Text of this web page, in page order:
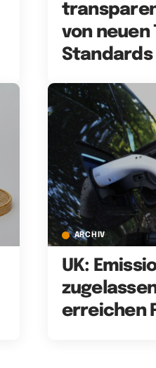
von neuen
Standards
ARCHIV
UK:
erreichen